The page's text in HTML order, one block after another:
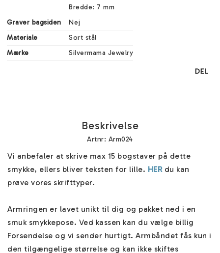
Bredde: 7 mm
Graver bagsiden
Nej
Materiale
Sort stål
Mærke
Silvermama Jewelry
DEL
Beskrivelse
Artnr: Arm024
Vi anbefaler at skrive max 15 bogstaver på dette
smykke, ellers bliver teksten for lille. HER du kan
prøve vores skrifttyper.
Armringen er lavet unikt til dig og pakket ned i en
smuk smykkepose. Ved kassen kan du vælge billig
Forsendelse og vi sender hurtigt. Armbåndet fås kun i
den tilgængelige størrelse og kan ikke skiftes